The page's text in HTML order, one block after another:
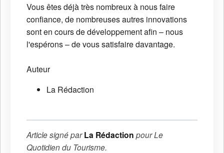
Vous êtes déjà très nombreux à nous faire
confiance, de nombreuses autres innovations
sont en cours de développement afin – nous
l'espérons – de vous satisfaire davantage.
Auteur
La Rédaction
Article signé parLa Rédaction pourLe
Quotidien du Tourisme.